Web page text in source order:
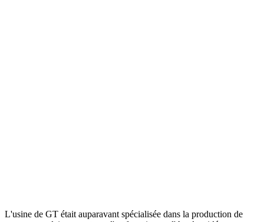
L'usine de GT était auparavant spécialisée dans la production de